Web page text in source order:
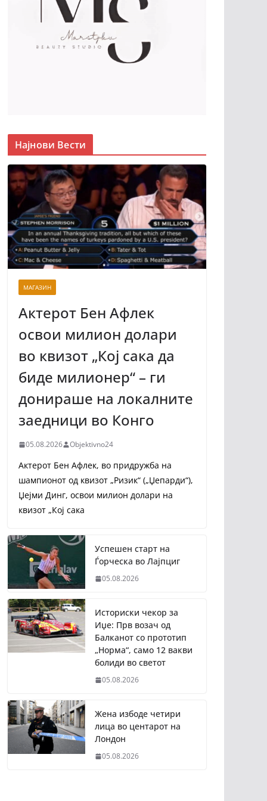
Најнови Вести
МАГАЗИН
Актерот Бен Афлек
освои милион долари
во квизот „Кој сака да
биде милионер“ – ги
донираше на локалните
заедници во Конго
05.08.2026 Objektivno24
Актерот Бен Афлек, во придружба на
шампионот од квизот „Ризик“ („Џепарди“),
Џејми Динг, освои милион долари на
квизот „Кој сака
Успешен старт на
Ѓорческа во Лајпциг
05.08.2026
Историски чекор за
Иџе: Прв возач од
Балканот со прототип
„Норма“, само 12 вакви
болиди во светот
05.08.2026
Жена избоде четири
лица во центарот на
Лондон
05.08.2026